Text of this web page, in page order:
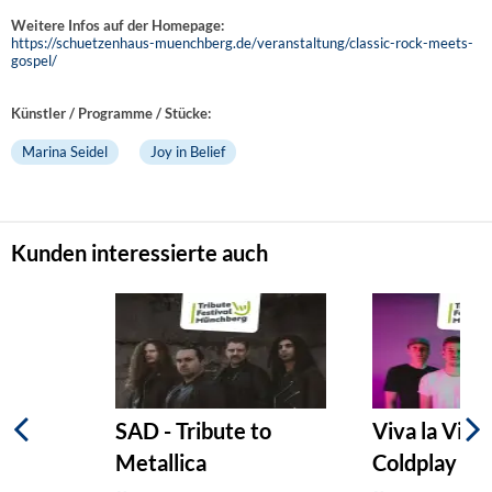
Weitere Infos auf der Homepage:
https://schuetzenhaus-muenchberg.de/veranstaltung/classic-rock-meets-
gospel/
Künstler / Programme / Stücke:
Marina Seidel Joy in Belief
Kunden interessierte auch
SAD - Tribute to
Metallica
Viva la
Coldplay